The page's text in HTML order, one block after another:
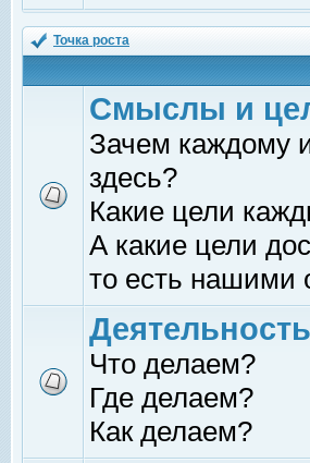
Точка роста
Смыслы и
Зачем каждому
здесь?
Какие цели
А какие цели
то есть
Деятельность
Что делаем?
Где делаем?
Как делаем?